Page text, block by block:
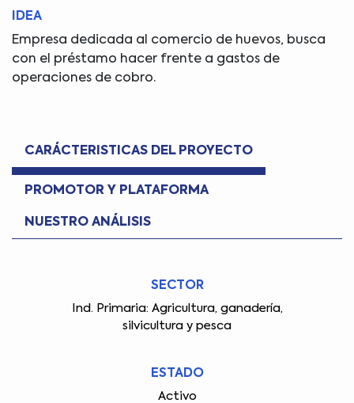
IDEA
Empresa dedicada al comercio de huevos, busca
con el préstamo hacer frente a gastos de
operaciones de cobro.
CARÁCTERISTICAS DEL PROYECTO
PROMOTOR Y PLATAFORMA
NUESTRO ANÁLISIS
SECTOR
Ind. Primaria: Agricultura, ganadería,
silvicultura y pesca
ESTADO
Activo